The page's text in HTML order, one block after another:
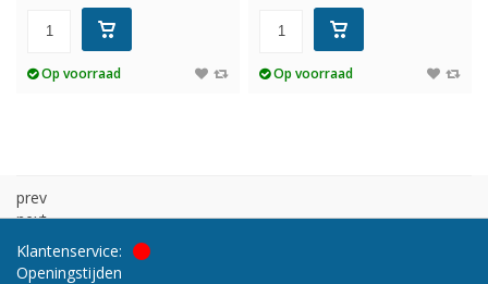
Op voorraad Op voorraad
prev
next
Klantenservice:
Openingstijden